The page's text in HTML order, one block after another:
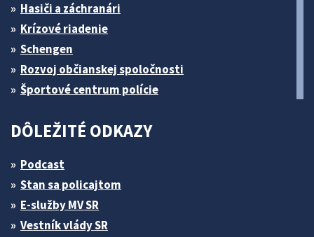
Hasiči a záchranári
Krízové riadenie
Schengen
Rozvoj občianskej spoločnosti
Športové centrum polície
DÔLEŽITÉ ODKAZY
Podcast
Stan sa policajtom
E-služby MV SR
Vestník vlády SR